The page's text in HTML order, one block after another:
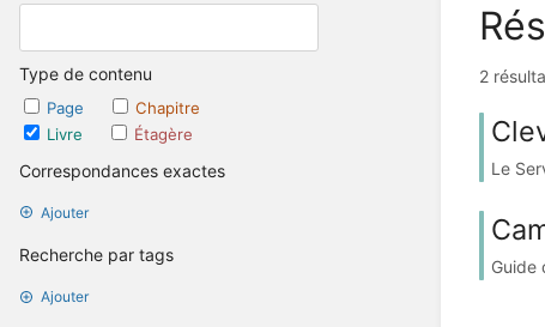
Type de contenu
Page
Chapitre
Livre
Étagère
Correspondances exactes
Ajouter
Recherche par tags
Ajouter
2
Le
Guide